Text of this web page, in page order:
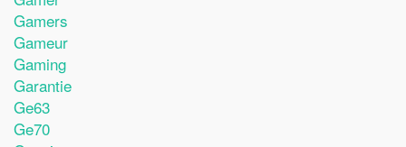
Gamers
Gameur
Gaming
Garantie
Ge63
Ge70